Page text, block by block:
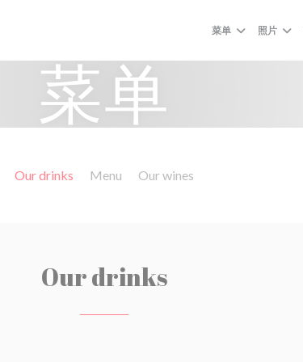
菜单 照片
菜单
Our drinks Menu Our wines
Our drinks